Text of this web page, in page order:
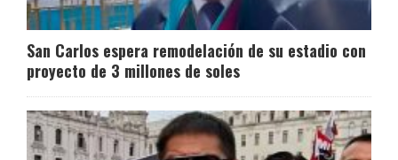
San Carlos espera remodelación de su estadio con
proyecto de 3 millones de soles